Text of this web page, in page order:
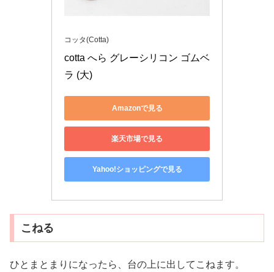
コッタ(Cotta)
cotta へら グレーシリコン ゴムベ
ラ (大)
Amazonで見る
楽天市場で見る
Yahoo!ショッピングで見る
こねる
ひとまとまりになったら、台の上に出してこねます。